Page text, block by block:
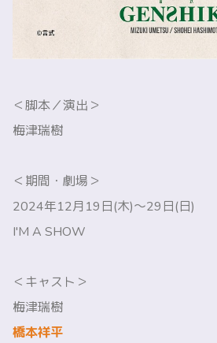
＜脚本／演出＞
梅津瑞樹
＜期間・劇場＞
2024年12月19日(木)～29日(日)
I'M A SHOW
＜キャスト＞
梅津瑞樹
橋本祥平